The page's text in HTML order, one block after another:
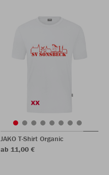
JAKO T-Shirt Organic
ab 11,00 €